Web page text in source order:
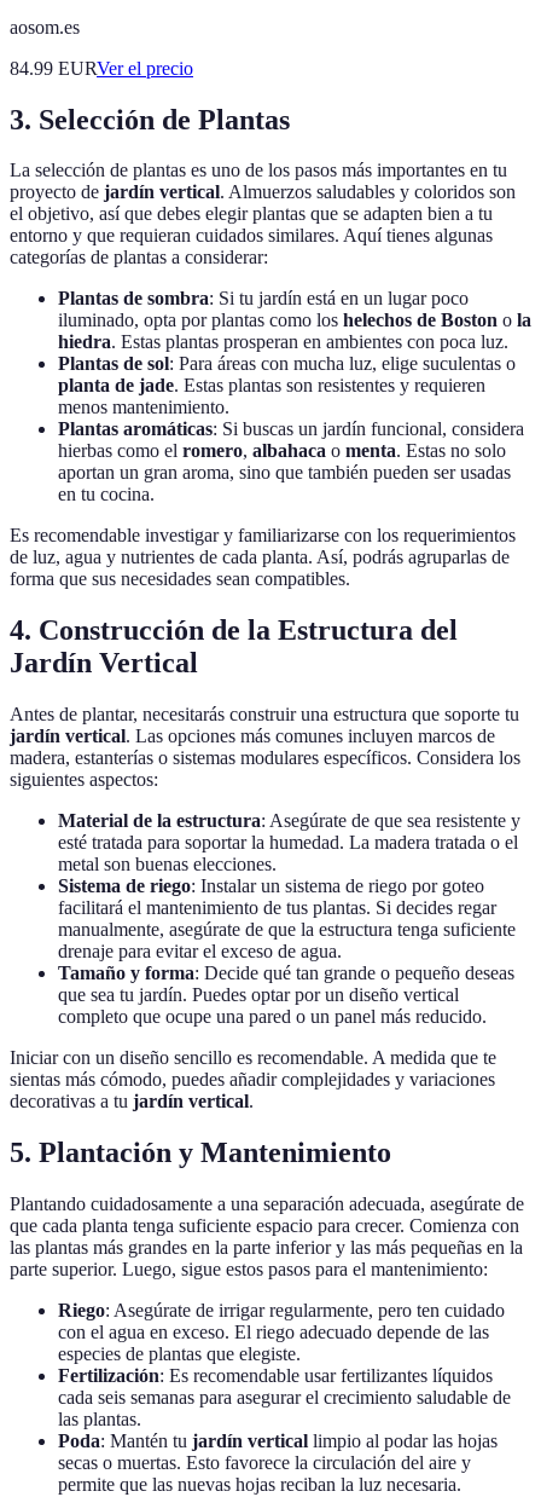
aosom.es
84.99 EURVer el precio
3. Selección de Plantas
La selección de plantas es uno de los pasos más importantes en tu
proyecto de jardín vertical. Almuerzos saludables y coloridos son
el objetivo, así que debes elegir plantas que se adapten bien a tu
entorno y que requieran cuidados similares. Aquí tienes algunas
categorías de plantas a considerar:
Plantas de sombra: Si tu jardín está en un lugar poco
iluminado, opta por plantas como los helechos de Boston o la
hiedra. Estas plantas prosperan en ambientes con poca luz.
Plantas de sol: Para áreas con mucha luz, elige suculentas o
planta de jade. Estas plantas son resistentes y requieren
menos mantenimiento.
Plantas aromáticas: Si buscas un jardín funcional, considera
hierbas como el romero, albahaca o menta. Estas no solo
aportan un gran aroma, sino que también pueden ser usadas
en tu cocina.
Es recomendable investigar y familiarizarse con los requerimientos
de luz, agua y nutrientes de cada planta. Así, podrás agruparlas de
forma que sus necesidades sean compatibles.
4. Construcción de la Estructura del
Jardín Vertical
Antes de plantar, necesitarás construir una estructura que soporte tu
jardín vertical. Las opciones más comunes incluyen marcos de
madera, estanterías o sistemas modulares específicos. Considera los
siguientes aspectos:
Material de la estructura: Asegúrate de que sea resistente y
esté tratada para soportar la humedad. La madera tratada o el
metal son buenas elecciones.
Sistema de riego: Instalar un sistema de riego por goteo
facilitará el mantenimiento de tus plantas. Si decides regar
manualmente, asegúrate de que la estructura tenga suficiente
drenaje para evitar el exceso de agua.
Tamaño y forma: Decide qué tan grande o pequeño deseas
que sea tu jardín. Puedes optar por un diseño vertical
completo que ocupe una pared o un panel más reducido.
Iniciar con un diseño sencillo es recomendable. A medida que te
sientas más cómodo, puedes añadir complejidades y variaciones
decorativas a tu jardín vertical.
5. Plantación y Mantenimiento
Plantando cuidadosamente a una separación adecuada, asegúrate de
que cada planta tenga suficiente espacio para crecer. Comienza con
las plantas más grandes en la parte inferior y las más pequeñas en la
parte superior. Luego, sigue estos pasos para el mantenimiento:
Riego: Asegúrate de irrigar regularmente, pero ten cuidado
con el agua en exceso. El riego adecuado depende de las
especies de plantas que elegiste.
Fertilización: Es recomendable usar fertilizantes líquidos
cada seis semanas para asegurar el crecimiento saludable de
las plantas.
Poda: Mantén tu jardín vertical limpio al podar las hojas
secas o muertas. Esto favorece la circulación del aire y
permite que las nuevas hojas reciban la luz necesaria.